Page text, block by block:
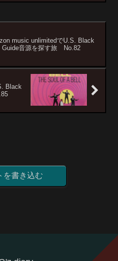
music unlimitedでU.S. Black
Guide音源を探す旅 No.82
Black
を書き込む